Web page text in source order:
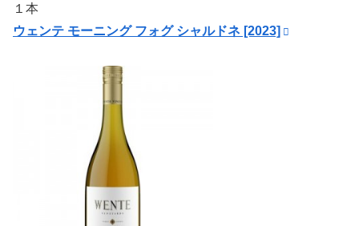
１本
ウェンテ モーニング フォグ シャルドネ [2023]